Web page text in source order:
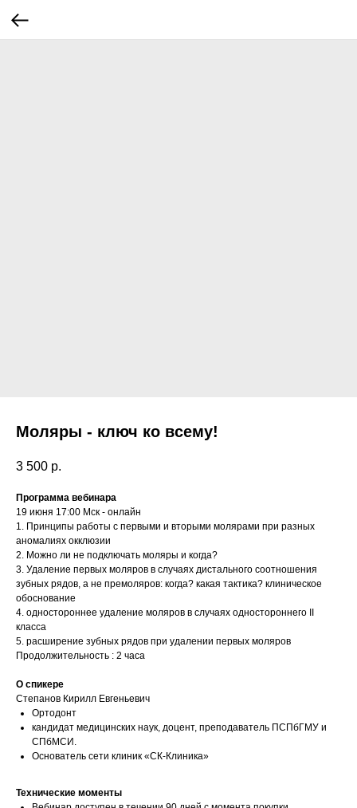
Моляры - ключ ко всему!
3 500 р.
Программа вебинара
19 июня 17:00 Мск - онлайн
1. Принципы работы с первыми и вторыми молярами при разных
аномалиях окклюзии
2. Можно ли не подключать моляры и когда?
3. Удаление первых моляров в случаях дистального соотношения
зубных рядов, а не премоляров: когда? какая тактика? клиническое
обоснование
4. одностороннее удаление моляров в случаях одностороннего II
класса
5. расширение зубных рядов при удалении первых моляров
Продолжительность : 2 часа
О спикере
Степанов Кирилл Евгеньевич
Ортодонт
кандидат медицинских наук, доцент, преподаватель ПСПбГМУ и
СПбМСИ.
Основатель сети клиник «СК-Клиника»
Технические моменты